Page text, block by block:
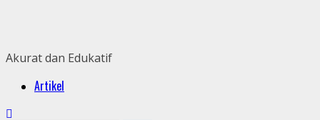
Akurat dan Edukatif
PrimaryArtikel